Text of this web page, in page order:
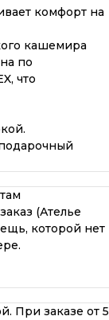
комфорт на
кашемира
по
что
(Ателье
которой нет
При заказе от 5